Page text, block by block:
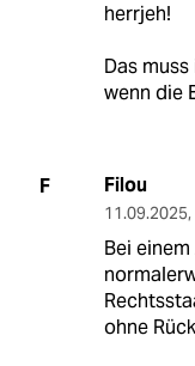
herrjeh!
Das
wenn die
F Filou
11.09.2025,
Bei
ohne